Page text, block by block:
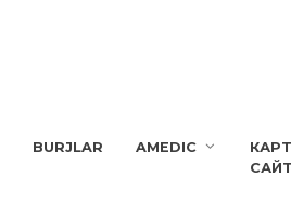
BURJLAR AMEDIC